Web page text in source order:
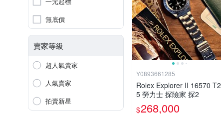
無底價
賣家等級
超人氣賣家
人氣賣家
拍賣新星
Y0893661285
Rolex Explorer II 16570 T2
5 勞力士 探險家 探2
$268,000